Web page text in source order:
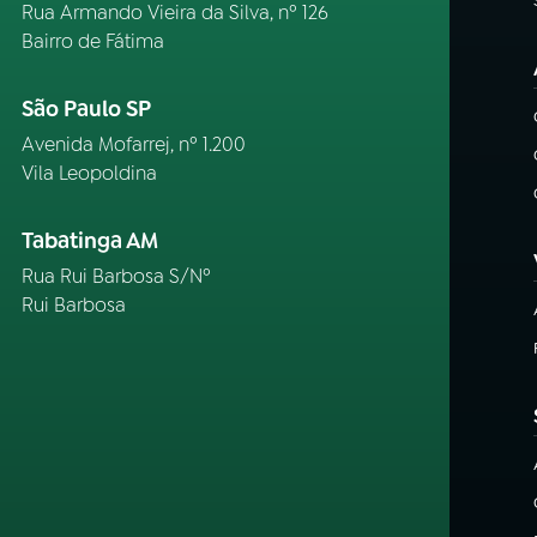
Rua Armando Vieira da Silva, nº 126
Bairro de Fátima
São Paulo SP
Avenida Mofarrej, nº 1.200
Vila Leopoldina
Tabatinga AM
Rua Rui Barbosa S/Nº
Rui Barbosa